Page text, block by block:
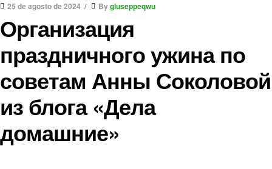
25 de agosto de 2024 Bygiuseppeqwu
Организация
праздничного ужина по
советам Анны Соколовой
из блога «Дела
домашние»